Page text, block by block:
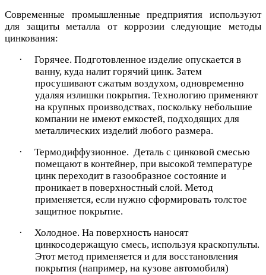
Современные промышленные предприятия используют
для защиты металла от коррозии следующие методы
цинкования:
·
Горячее. Подготовленное изделие опускается в
ванну, куда налит горячий цинк. Затем
просушивают сжатым воздухом, одновременно
удаляя излишки покрытия. Технологию применяют
на крупных производствах, поскольку небольшие
компании не имеют емкостей, подходящих для
металлических изделий любого размера.
·
Термодиффузионное. Деталь с цинковой смесью
помещают в контейнер, при высокой температуре
цинк переходит в газообразное состояние и
проникает в поверхностный слой. Метод
применяется, если нужно сформировать толстое
защитное покрытие.
·
Холодное. На поверхность наносят
цинкосодержащую смесь, используя краскопульты.
Этот метод применяется и для восстановления
покрытия (например, на кузове автомобиля)